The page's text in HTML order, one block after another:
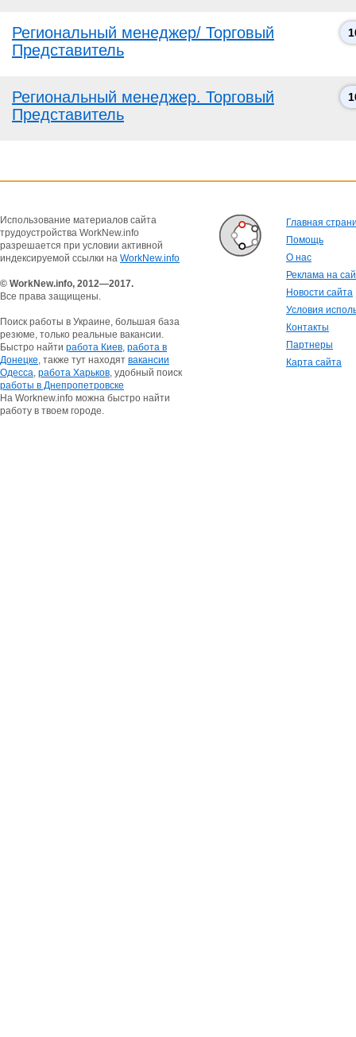
Региональный менеджер/ Торговый
Представитель
Региональный менеджер. Торговый
Представитель
Использование материалов сайта
трудоустройства WorkNew.info
разрешается при условии активной
индексируемой ссылки на WorkNew.info
© WorkNew.info, 2012—2017.
Все права защищены.
Поиск работы в Украине, большая база
резюме, только реальные вакансии.
Быстро найти работа Киев, работа в
Донецке, также тут находят вакансии
Одесса, работа Харьков, удобный поиск
работы в Днепропетровске
На Worknew.info можна быстро найти
работу в твоем городе.
Главная
Помощь
О нас
Реклама на
Новости сайта
Условия
Контакты
Партнеры
Карта сайта